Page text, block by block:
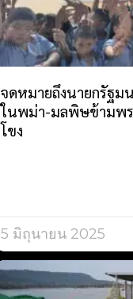
จดหมายถึงนายกรัฐม
ในพม่า-มลพิษข้ามพ
โขง
5 มิถุนายน 2025